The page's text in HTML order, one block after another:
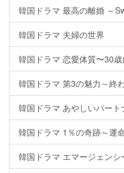
韓国ドラマ 最高の離婚 ～
韓国ドラマ 夫婦の世界
韓国ドラマ 恋愛体質〜30
韓国ドラマ 第3の魅力～終
韓国ドラマ あやしいパー
韓国ドラマ 1％の奇跡～運
韓国ドラマ エマージェン